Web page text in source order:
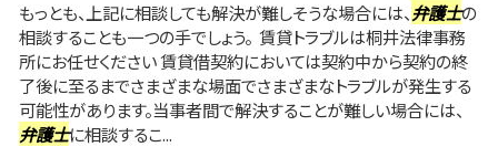
もっとも、上記に相談しても解決が難しそうな場合には、 弁護士の
相談することも一つの手でしょう。 賃貸トラブルは桐井法律事務
所にお任せください 賃貸借契約においては契約中から契約の終
了後に至るまでさまざまな場面でさまざまなトラブルが発生する
可能性があります。当事者間で解決することが難しい場合には、
弁護士に相談するこ...